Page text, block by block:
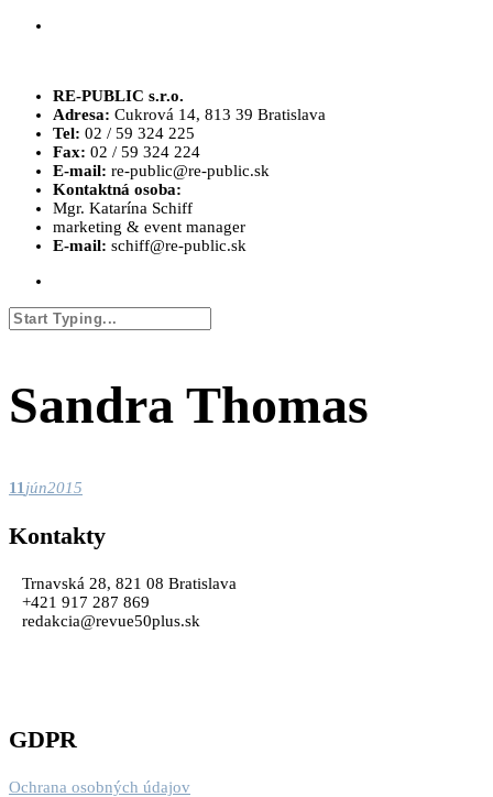
RE-PUBLIC s.r.o.
Adresa: Cukrová 14, 813 39 Bratislava
Tel: 02 / 59 324 225
Fax: 02 / 59 324 224
E-mail: re-public@re-public.sk
Kontaktná osoba:
Mgr. Katarína Schiff
marketing & event manager
E-mail: schiff@re-public.sk
Sandra Thomas
11 jún2015
Kontakty
Trnavská 28, 821 08 Bratislava
+421 917 287 869
redakcia@revue50plus.sk
GDPR
Ochrana osobných údajov